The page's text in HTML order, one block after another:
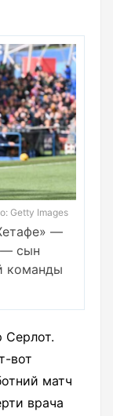
Getty Images
—
— сын
команды
Серлот.
вот
матч
врача